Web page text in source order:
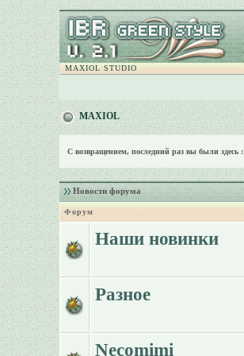
MAXIOL STUDIO
MAXIOL
С возвращением, последний раз вы были здесь :
Новости форума
Форум
Наши новинки
Разное
Necomimi